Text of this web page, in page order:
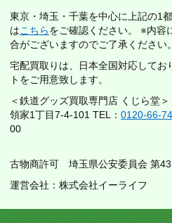
東京・埼玉・千葉を中心に上記の1
はこちらをご確認ください。 ※内容
合がございますのでご了承ください。
宅配買取りは、日本全国対応してお
トをご用意致します。
＜鉄道グッズ買取専門店 くじら堂
領家1丁目7-4-101 TEL： 0120-66-
00
古物商許可 埼玉県公安委員会 第
運営会社：株式会社イーライフ